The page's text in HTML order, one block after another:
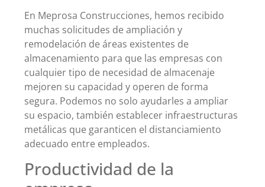
En Meprosa Construcciones, hemos recibido
muchas solicitudes de ampliación y
remodelación de áreas existentes de
almacenamiento para que las empresas con
cualquier tipo de necesidad de almacenaje
mejoren su capacidad y operen de forma
segura. Podemos no solo ayudarles a ampliar
su espacio, también establecer infraestructuras
metálicas que garanticen el distanciamiento
adecuado entre empleados.
Productividad de la